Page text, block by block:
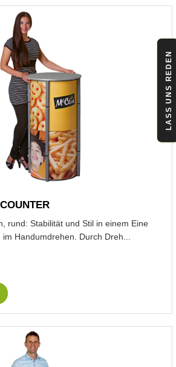
rund: Stabilität und Stil in einem Eine
Handumdrehen. Durch Dreh...
LASS UNS REDEN